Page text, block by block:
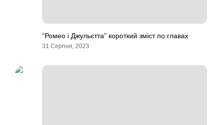
“Ромео і Джульєтта” короткий зміст по главах
31 Серпня, 2023